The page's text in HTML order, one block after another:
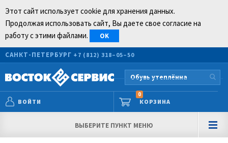
Этот сайт использует cookie для хранения данных.
Продолжая использовать сайт, Вы даете свое согласие на
работу с этими файлами.
OK
САНКТ-ПЕТЕРБУРГ +7 (812) 318–05–50
ВОЙТИ КОРЗИНА
0
ВЫБЕРИТЕ ПУНКТ МЕНЮ